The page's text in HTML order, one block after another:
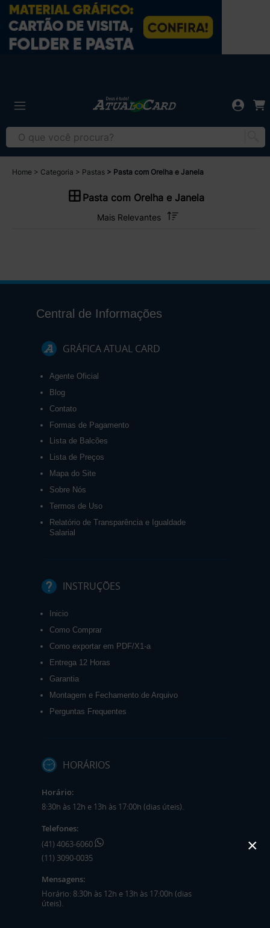
Home Categoria Pastas Pasta com Orelha e Janela
Pasta com Orelha e Janela
Central de Informações
GRÁFICA ATUAL CARD
Agente Oficial
Blog
Contato
Formas de Pagamento
Lista de Balcões
Lista de Preços
Mapa do Site
Sobre Nós
Termos de Uso
Relatório de Transparência e Igualdade
Salarial
INSTRUÇÕES
Inicio
Como Comprar
Como exportar em PDF/X1-a
Entrega 12 Horas
Garantia
Montagem e Fechamento de Arquivo
Perguntas Frequentes
HORÁRIOS
Horário:
8:30h às 12h e 13h às 17:00h (dias úteis).
Telefones:
(41) 4063-6060
(11) 3090-0035
Mensagens:
Horário: 8:30h às 12h e 13h às 17:00h (dias
úteis).
×